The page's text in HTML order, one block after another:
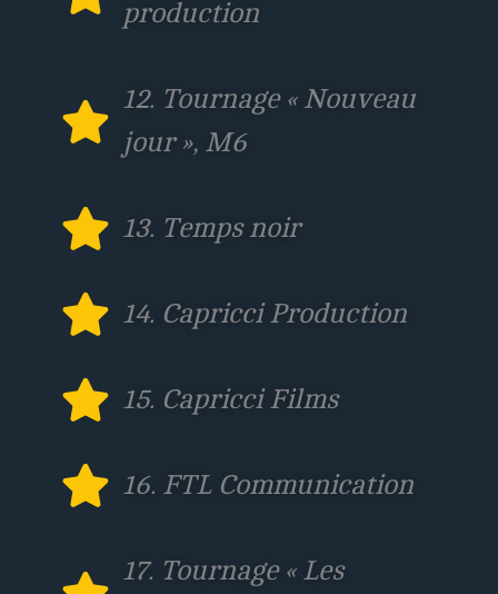
production
12. Tournage « Nouveau
jour », M6
13. Temps noir
14. Capricci Production
15. Capricci Films
16. FTL Communication
17. Tournage « Les